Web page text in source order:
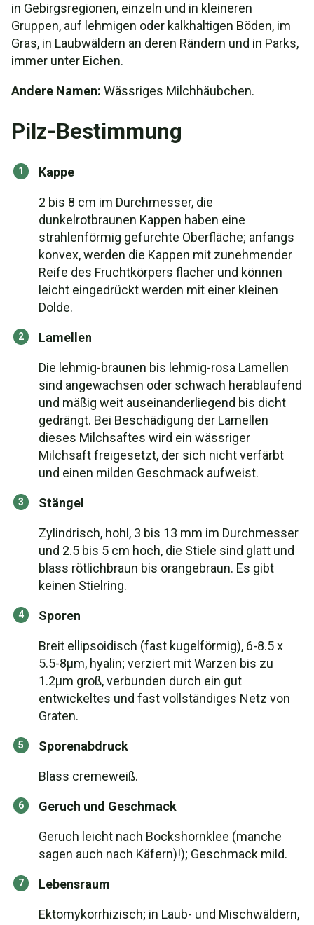
in Gebirgsregionen, einzeln und in kleineren
Gruppen, auf lehmigen oder kalkhaltigen Böden, im
Gras, in Laubwäldern an deren Rändern und in Parks,
immer unter Eichen.
Andere Namen: Wässriges Milchhäubchen.
Pilz-Bestimmung
Kappe
2 bis 8 cm im Durchmesser, die
dunkelrotbraunen Kappen haben eine
strahlenförmig gefurchte Oberfläche; anfangs
konvex, werden die Kappen mit zunehmender
Reife des Fruchtkörpers flacher und können
leicht eingedrückt werden mit einer kleinen
Dolde.
Lamellen
Die lehmig-braunen bis lehmig-rosa Lamellen
sind angewachsen oder schwach herablaufend
und mäßig weit auseinanderliegend bis dicht
gedrängt. Bei Beschädigung der Lamellen
dieses Milchsaftes wird ein wässriger
Milchsaft freigesetzt, der sich nicht verfärbt
und einen milden Geschmack aufweist.
Stängel
Zylindrisch, hohl, 3 bis 13 mm im Durchmesser
und 2.5 bis 5 cm hoch, die Stiele sind glatt und
blass rötlichbraun bis orangebraun. Es gibt
keinen Stielring.
Sporen
Breit ellipsoidisch (fast kugelförmig), 6-8.5 x
5.5-8μm, hyalin; verziert mit Warzen bis zu
1.2μm groß, verbunden durch ein gut
entwickeltes und fast vollständiges Netz von
Graten.
Sporenabdruck
Blass cremeweiß.
Geruch und Geschmack
Geruch leicht nach Bockshornklee (manche
sagen auch nach Käfern)!); Geschmack mild.
Lebensraum
Ektomykorrhizisch; in Laub- und Mischwäldern,